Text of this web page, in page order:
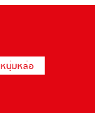
หนุ่มหล่อ